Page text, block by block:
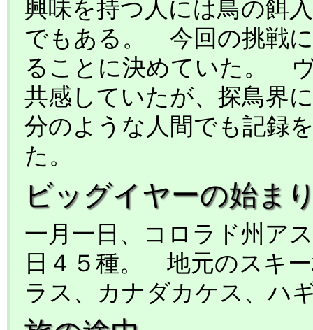
でもある。 今回の挑戦
ることに決めていた。
共感していたが、探鳥界
分のような人間でも記録
た。
ビッグイヤーの始ま
一月一日、コロラド州ア
日４５種。 地元のスキ
ラス、カナダカケス、ハ